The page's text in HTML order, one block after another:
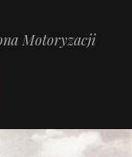
Motoryzacji